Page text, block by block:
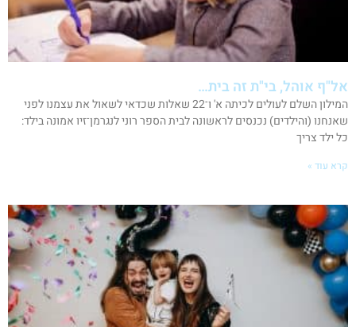
אל"ף אוהל, בי"ת זה בית…
המילון השלם לעולים לכיתה א' ו־22 שאלות שכדאי לשאול את עצמנו לפני
שאנחנו (והילדים) נכנסים לראשונה לבית הספר רוני לנגרמן־זיו אמונה בילד:
כל ילד צריך
קרא עוד »